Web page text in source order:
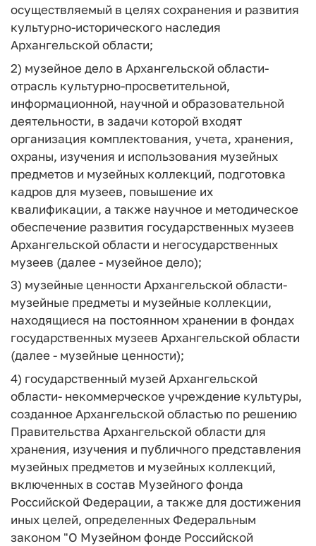
осуществляемый в целях сохранения и развития
культурно-исторического наследия
Архангельской области;
2) музейное дело в Архангельской области-
отрасль культурно-просветительной,
информационной, научной и образовательной
деятельности, в задачи которой входят
организация комплектования, учета, хранения,
охраны, изучения и использования музейных
предметов и музейных коллекций, подготовка
кадров для музеев, повышение их
квалификации, а также научное и методическое
обеспечение развития государственных музеев
Архангельской области и негосударственных
музеев (далее - музейное дело);
3) музейные ценности Архангельской области-
музейные предметы и музейные коллекции,
находящиеся на постоянном хранении в фондах
государственных музеев Архангельской области
(далее - музейные ценности);
4) государственный музей Архангельской
области- некоммерческое учреждение культуры,
созданное Архангельской областью по решению
Правительства Архангельской области для
хранения, изучения и публичного представления
музейных предметов и музейных коллекций,
включенных в состав Музейного фонда
Российской Федерации, а также для достижения
иных целей, определенных Федеральным
законом "О Музейном фонде Российской